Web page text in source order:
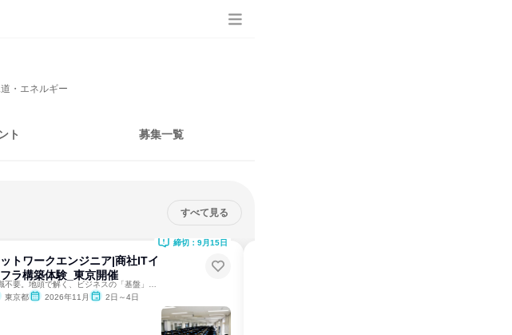
・エネルギー
ト 募集一覧
すべて見る
トワークエンジニア|商社ITイ
ラ構築体験_東京開催
東京都
2026年11月 2日～4日
締切：9月15日